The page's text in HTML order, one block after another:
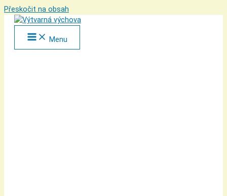
Přeskočit na obsah
Menu